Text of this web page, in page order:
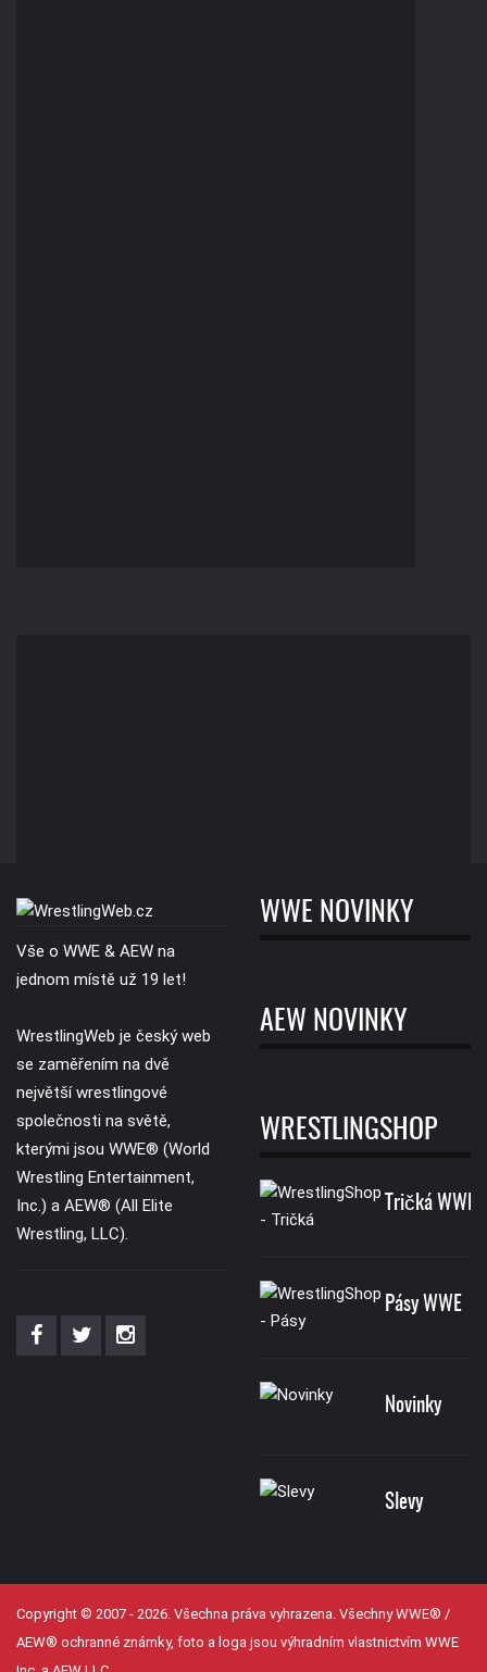
Vše o WWE & AEW na
jednom místě už 19 let!
WrestlingWeb je český web
se zaměřením na dvě
největší wrestlingové
společnosti na světě,
kterými jsou WWE® (World
Wrestling Entertainment,
Inc.) a AEW® (All Elite
Wrestling, LLC).
WWE NOVINKY
AEW NOVINKY
WRESTLINGSHOP
Tričká WWE
Pásy WWE
Novinky
Slevy
Copyright © 2007 - 2026. Všechna práva vyhrazena. Všechny WWE® /
AEW® ochranné známky, foto a loga jsou výhradním vlastnictvím WWE